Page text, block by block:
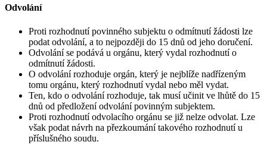
Odvolání
Proti rozhodnutí povinného subjektu o odmítnutí žádosti lze
podat odvolání, a to nejpozději do 15 dnů od jeho doručení.
Odvolání se podává u orgánu, který vydal rozhodnutí o
odmítnutí žádosti.
O odvolání rozhoduje orgán, který je nejblíže nadřízeným
tomu orgánu, který rozhodnutí vydal nebo měl vydat.
Ten, kdo o odvolání rozhoduje, tak musí učinit ve lhůtě do 15
dnů od předložení odvolání povinným subjektem.
Proti rozhodnutí odvolacího orgánu se již nelze odvolat. Lze
však podat návrh na přezkoumání takového rozhodnutí u
příslušného soudu.